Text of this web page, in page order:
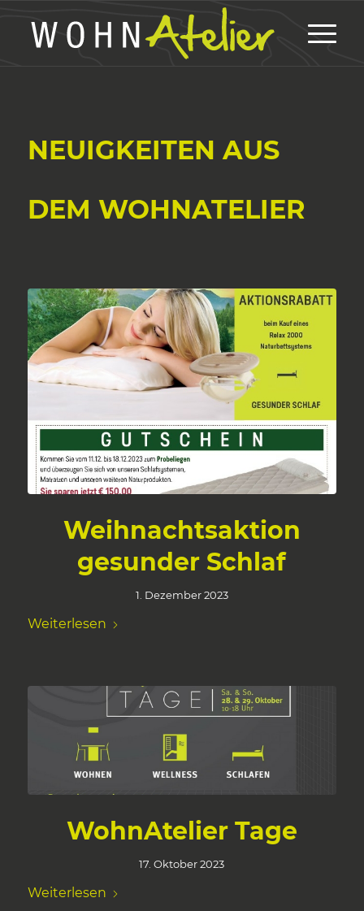
NEUIGKEITEN AUS
DEM WOHNATELIER
Weihnachtsaktion
gesunder Schlaf
1. Dezember 2023
Weiterlesen
WohnAtelier Tage
17. Oktober 2023
Weiterlesen